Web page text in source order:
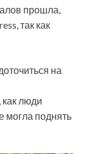
прошла,
так как
на
люди
могла поднять